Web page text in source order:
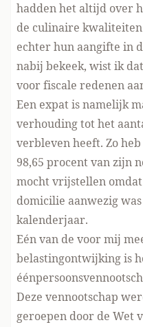
hadden het altijd over
de culinaire
echter hun aangifte in
nabij bekeek, wist ik
voor fiscale redenen
Een expat is namelijk
verhouding tot het
verbleven heeft. Zo
98,65 procent van zijn
mocht vrijstellen
domicilie aanwezig
kalenderjaar.
Eén van de voor mij
belastingontwijking is
Deze vennootschap
geroepen door de Wet